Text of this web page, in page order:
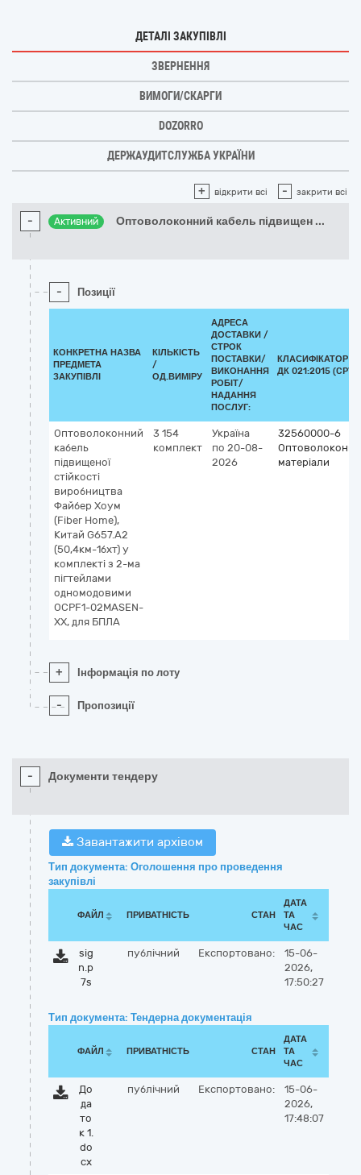
ДЕТАЛІ ЗАКУПІВЛІ
ЗВЕРНЕННЯ
ВИМОГИ/СКАРГИ
DOZORRO
ДЕРЖАУДИТСЛУЖБА УКРАЇНИ
+ відкрити всі - закрити всі
- Активний Оптоволоконний кабель підвищен ...
- Позиції
КОНКРЕТНА НАЗВА
ПРЕДМЕТА
ЗАКУПІВЛІ
КІЛЬКІСТЬ
/
ОД.ВИМІРУ
АДРЕСА
ДОСТАВКИ /
СТРОК
ПОСТАВКИ/
ВИКОНАННЯ
РОБІТ/
НАДАННЯ
ПОСЛУГ:
КЛАСИФІКАТОР
ДК 021:2015 (CPV)
Оптоволоконний
кабель
підвищеної
стійкості
виробництва
Файбер Хоум
(Fiber Home),
Китай G657.А2
(50,4км-1бхт) у
комплекті з 2-ма
пігтейлами
одномодовими
OCPF1-02MASEN-
XX, для БПЛА
3 154
комплект
Україна
по 20-08-
2026
32560000-6
Оптоволоконні
матеріали
+ Інформація по лоту
- Пропозиції
- Документи тендеру
Завантажити архівом
Тип документа: Оголошення про проведення
закупівлі
ФАЙЛ ПРИВАТНІСТЬ СТАН
ДАТА
ТА
ЧАС
sig
n.p
7s
публічний Експортовано:
15-06-
2026,
17:50:27
Тип документа: Тендерна документація
ФАЙЛ ПРИВАТНІСТЬ СТАН
ДАТА
ТА
ЧАС
До
да
то
к 1.
do
cx
публічний Експортовано:
15-06-
2026,
17:48:07